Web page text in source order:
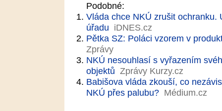
Podobné:
Vláda chce NKÚ zrušit ochranku.
úřadu iDNES.cz
Pětka SZ: Poláci vzorem v
Zprávy
NKÚ nesouhlasí s vyřazením
objektů Zprávy Kurzy.cz
Babišova vláda zkouší, co
NKÚ přes palubu? Médium.cz